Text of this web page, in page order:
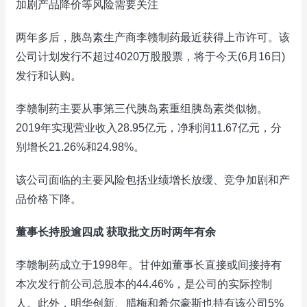
加剧产品降价等风险需要关注
两年多后，胰岛素生产商李赣制药最近获得上市许可。该
公司计划发行不超过4020万股股票，将于今天(6月16日)
发行和认购。
李赣制药主要从事第三代胰岛素重组胰岛素类似物。
2019年实现营业收入28.95亿元，净利润11.67亿元，分
别增长21.26%和24.98%。
该公司面临的主要风险包括业绩增长放缓、竞争加剧和产
品价格下降。
董事长持股逾四成 获取批文历时两年有余
李赣制药成立于1998年。甘仲如董事长直接或间接持有
本次发行前公司总股本的44.46%，是公司的实际控制
人。此外，明华创新、腊梅和希尔豪斯也持有该公司5%